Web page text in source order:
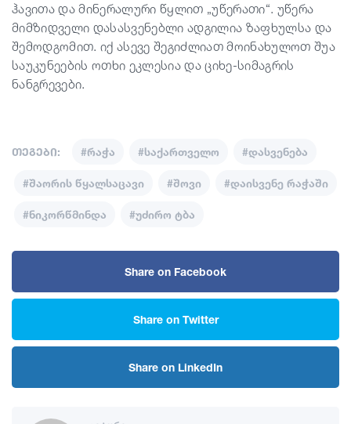
ჰავითა და მინერალური წყლით „უწერათი“. უწერა
მიმზიდველი დასასვენებლი ადგილია ზაფხულსა და
შემოდგომით. იქ ასევე შეგიძლიათ მოინახულოთ შუა
საუკუნეების ოთხი ეკლესია და ციხე-სიმაგრის
ნანგრევები.
თეგები: #რაჭა #საქართველო #დასვენება
#შაორის წყალსაცავი #შოვი #დაისვენე რაჭაში
#ნიკორწმინდა #უძირო ტბა
Share on Facebook
Share on Twitter
Share on LinkedIn